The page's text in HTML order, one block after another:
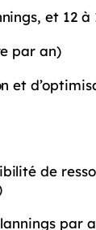
et 12
par an)
et
de
par